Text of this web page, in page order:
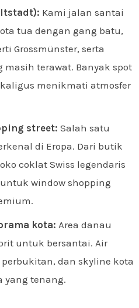
Kami jalan santai
tua dengan gang batu,
Grossmünster, serta
terawat. Banyak spot
menikmati atmosfer
street: Salah satu
di Eropa. Dari butik
coklat Swiss legendaris
window shopping
kota: Area danau
untuk bersantai. Air
dan skyline kota
yang tenang.